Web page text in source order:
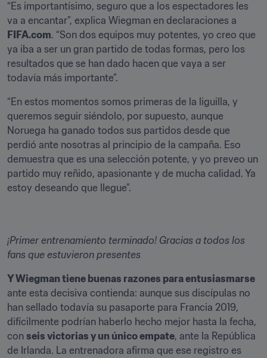
“Es importantísimo, seguro que a los espectadores les
FIFA.com. “Son dos equipos muy potentes, yo creo que
ya iba a ser un gran partido de todas formas, pero los
resultados que se han dado hacen que vaya a ser
todavía más importante”.
“En estos momentos somos primeras de la liguilla, y
queremos seguir siéndolo, por supuesto, aunque
Noruega ha ganado todos sus partidos desde que
perdió ante nosotras al principio de la campaña. Eso
demuestra que es una selección potente, y yo preveo un
partido muy reñido, apasionante y de mucha calidad. Ya
estoy deseando que llegue”.
¡Primer entrenamiento terminado! Gracias a todos los
fans que estuvieron presentes
Y Wiegman tiene buenas razones para entusiasmarse
ante esta decisiva contienda: aunque sus discípulas no
han sellado todavía su pasaporte para Francia 2019,
difícilmente podrían haberlo hecho mejor hasta la fecha,
con seis victorias y un único empate, ante la República
de Irlanda. La entrenadora afirma que ese registro es